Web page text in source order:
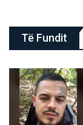
Të Fundit